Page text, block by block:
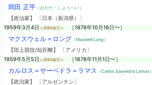
岡田 正平（おかだ・しょうへい）
【政治家】 〔日本（新潟県）〕
1959年3月4日 ≪満80歳没≫ ［1878年10月16日〜］
マクスウェル＝ロング （Maxwell Long）
【陸上競技/短距離】 〔アメリカ〕
1959年5月5日 ≪満80歳没≫ ［1878年11月1日〜］
カルロス＝サーベドラ＝ラマス （Carlos Saavedra Lamas）
【政治家】 〔アルゼンチン〕